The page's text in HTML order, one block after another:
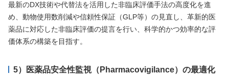
最新のDX技術や代替法を活用した非臨床評価手法の高度化を進
め、動物使用数削減や信頼性保証（GLP等）の見直し、革新的医
薬品に対応した非臨床評価の提言を行い、科学的かつ効率的な評
価体系の構築を目指す。
5）医薬品安全性監視（Pharmacovigilance）の最適化